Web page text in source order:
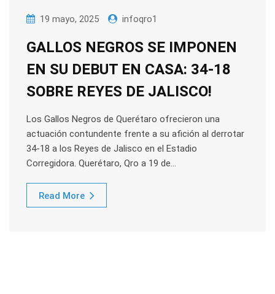
19 mayo, 2025 infoqro1
GALLOS NEGROS SE IMPONEN
EN SU DEBUT EN CASA: 34-18
SOBRE REYES DE JALISCO!
Los Gallos Negros de Querétaro ofrecieron una
actuación contundente frente a su afición al derrotar
34-18 a los Reyes de Jalisco en el Estadio
Corregidora. Querétaro, Qro a 19 de…
Read More